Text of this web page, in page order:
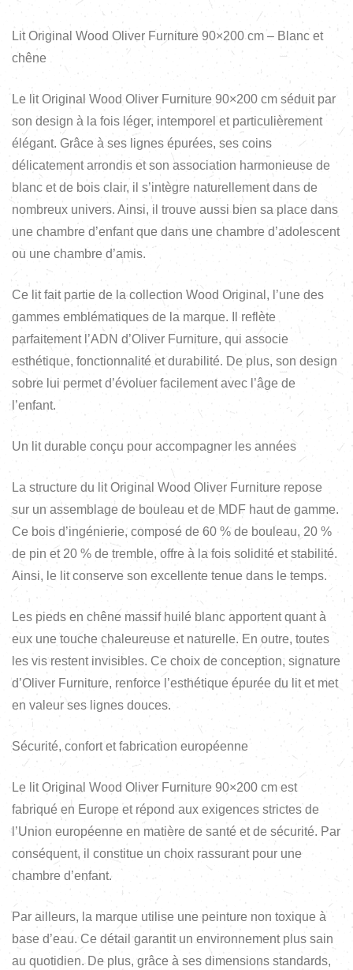
Lit Original Wood Oliver Furniture 90×200 cm – Blanc et
chêne
Le lit Original Wood Oliver Furniture 90×200 cm séduit par
son design à la fois léger, intemporel et particulièrement
élégant. Grâce à ses lignes épurées, ses coins
délicatement arrondis et son association harmonieuse de
blanc et de bois clair, il s’intègre naturellement dans de
nombreux univers. Ainsi, il trouve aussi bien sa place dans
une chambre d’enfant que dans une chambre d’adolescent
ou une chambre d’amis.
Ce lit fait partie de la collection Wood Original, l’une des
gammes emblématiques de la marque. Il reflète
parfaitement l’ADN d’Oliver Furniture, qui associe
esthétique, fonctionnalité et durabilité. De plus, son design
sobre lui permet d’évoluer facilement avec l’âge de
l’enfant.
Un lit durable conçu pour accompagner les années
La structure du lit Original Wood Oliver Furniture repose
sur un assemblage de bouleau et de MDF haut de gamme.
Ce bois d’ingénierie, composé de 60 % de bouleau, 20 %
de pin et 20 % de tremble, offre à la fois solidité et stabilité.
Ainsi, le lit conserve son excellente tenue dans le temps.
Les pieds en chêne massif huilé blanc apportent quant à
eux une touche chaleureuse et naturelle. En outre, toutes
les vis restent invisibles. Ce choix de conception, signature
d’Oliver Furniture, renforce l’esthétique épurée du lit et met
en valeur ses lignes douces.
Sécurité, confort et fabrication européenne
Le lit Original Wood Oliver Furniture 90×200 cm est
fabriqué en Europe et répond aux exigences strictes de
l’Union européenne en matière de santé et de sécurité. Par
conséquent, il constitue un choix rassurant pour une
chambre d’enfant.
Par ailleurs, la marque utilise une peinture non toxique à
base d’eau. Ce détail garantit un environnement plus sain
au quotidien. De plus, grâce à ses dimensions standards,